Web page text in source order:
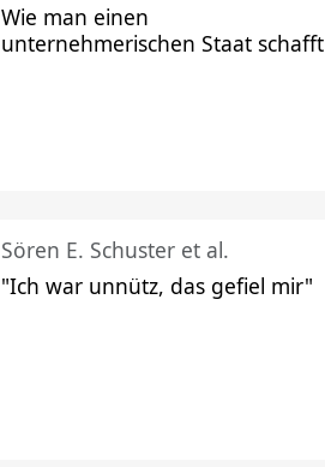
Wie man einen
unternehmerischen Staat schafft
Sören E. Schuster et al.
"Ich war unnütz, das gefiel mir"